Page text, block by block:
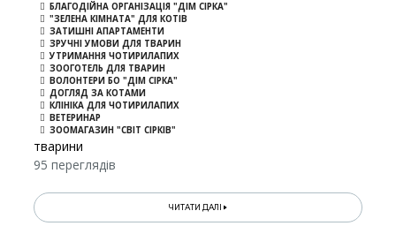
БЛАГОДІЙНА ОРГАНІЗАЦІЯ "ДІМ СІРКА"
"ЗЕЛЕНА КІМНАТА" ДЛЯ КОТІВ
ЗАТИШНІ АПАРТАМЕНТИ
ЗРУЧНІ УМОВИ ДЛЯ ТВАРИН
УТРИМАННЯ ЧОТИРИЛАПИХ
ЗООГОТЕЛЬ ДЛЯ ТВАРИН
ВОЛОНТЕРИ БО "ДІМ СІРКА"
ДОГЛЯД ЗА КОТАМИ
КЛІНІКА ДЛЯ ЧОТИРИЛАПИХ
ВЕТЕРИНАР
ЗООМАГАЗИН "СВІТ СІРКІВ"
тварини
95 переглядів
ЧИТАТИ ДАЛІ